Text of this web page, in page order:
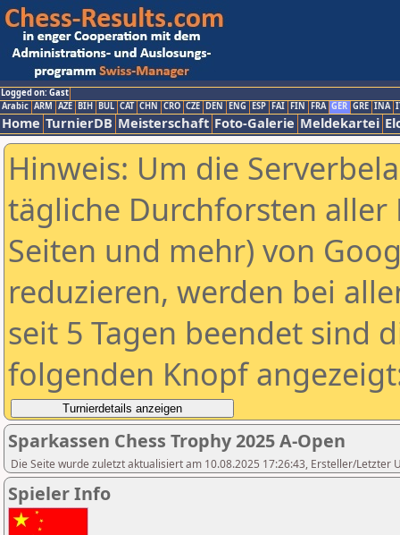
Logged on: Gast
Arabic ARM AZE BIH BUL CAT CHN CRO CZE DEN ENG ESP FAI FIN FRA GER GRE INA
Home TurnierDB Meisterschaft Foto-Galerie Meldekartei
Hinweis: Um die
tägliche Durchforsten aller
Seiten und mehr) von
reduzieren, werden bei
seit 5 Tagen beendet sind
folgenden Knopf
Sparkassen Chess Trophy 2025 A-Open
Die Seite wurde zuletzt aktualisiert am 10.08.2025 17:26:43, Ersteller/Letzter
Spieler Info